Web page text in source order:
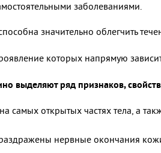
заболеваниями.
значительно облегчить
которых напрямую
выделяют ряд признаков,
открытых частях тела, а
раздражены нервные окончания